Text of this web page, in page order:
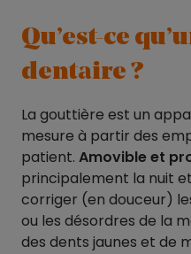
Qu’est-ce
dentaire ?
La gouttière est un
mesure à partir des
patient. Amovible et
principalement la nuit
corriger (en douceur)
ou les désordres de la
des dents jaunes et de